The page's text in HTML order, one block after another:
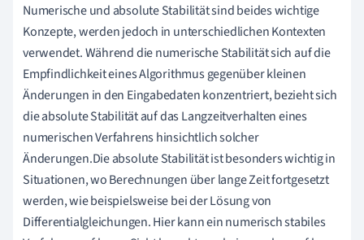
Numerische und absolute Stabilität sind beides wichtige
Konzepte, werden jedoch in unterschiedlichen Kontexten
verwendet. Während die numerische Stabilität sich auf die
Empfindlichkeit eines Algorithmus gegenüber kleinen
Änderungen in den Eingabedaten konzentriert, bezieht sich
die absolute Stabilität auf das Langzeitverhalten eines
numerischen Verfahrens hinsichtlich solcher
Änderungen.Die absolute Stabilität ist besonders wichtig in
Situationen, wo Berechnungen über lange Zeit fortgesetzt
werden, wie beispielsweise bei der Lösung von
Differentialgleichungen. Hier kann ein numerisch stabiles